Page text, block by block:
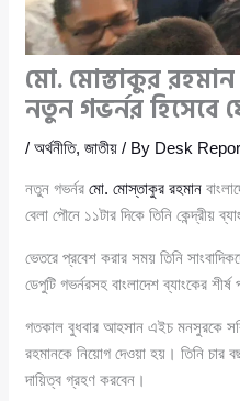
মো. মোস্তাকুর রহমান
নতুন গভর্নর হিসেবে
/অর্থনীতি,জাতীয় / By Desk
নতুন গভর্নরমো. মোস্তাকুর রহমান
বেলা পৌনে ১১টার দিকে তিনি কেন্দ্রীয়
ভেতরে প্রবেশ করার সময় তিনি
ডেপুটি গভর্নরসহ বাংলাদেশ ব্যাংকের শীর্ষ
গতকাল বুধবার আহসান এইচ মনসুরকে
রহমানকে নিয়োগ দেওয়া হয়। তিনি চার
দায়িত্ব গ্রহণ করবেন।